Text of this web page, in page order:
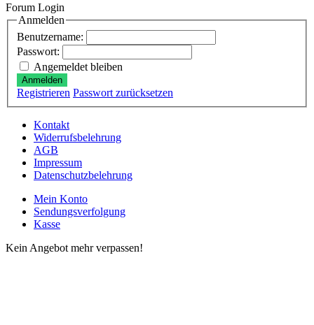
Forum Login
Anmelden
Benutzername:
Passwort:
Angemeldet bleiben
Anmelden
Registrieren Passwort zurücksetzen
Kontakt
Widerrufsbelehrung
AGB
Impressum
Datenschutzbelehrung
Mein Konto
Sendungsverfolgung
Kasse
Kein Angebot mehr verpassen!